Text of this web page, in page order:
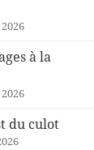
à la
du culot